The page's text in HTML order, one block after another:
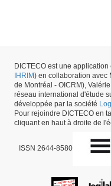
DICTECO est une
IHRIM) en collaboration avec
de Montréal - OICRM),
réseau international d'étude
développée par la société
Pour rejoindre DICTECO en
cliquant en haut à droite de
ISSN 2644-8580